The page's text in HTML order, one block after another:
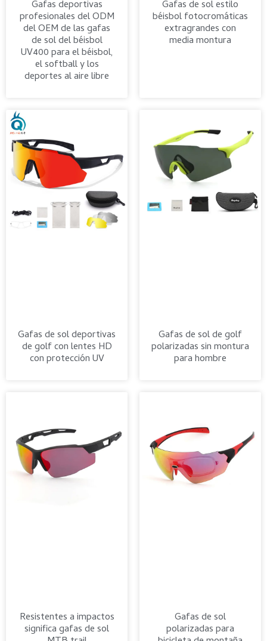
Gafas deportivas
profesionales del ODM
del OEM de las gafas
de sol del béisbol
UV400 para el béisbol,
el softball y los
deportes al aire libre
Gafas de sol estilo
béisbol fotocromáticas
extragrandes con
media montura
Gafas de sol deportivas
de golf con lentes HD
con protección UV
Gafas de sol de golf
polarizadas sin montura
para hombre
Resistentes a impactos
significa gafas de sol
Gafas de sol
polarizadas para